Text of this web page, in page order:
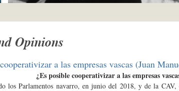
Opinions
a las empresas vascas (Juan
¿Es posible cooperativizar a las empresas
los Parlamentos navarro, en junio del 2018, y de la CAV,